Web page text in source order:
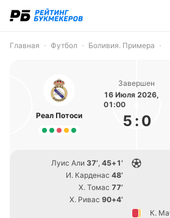
Главная Футбол Боливия. Примера
Реал Потоси
Завершен
16 Июля 2026,
01:00
5 : 0
Луис Али 37’, 45+1’
И. Карденас 48’
Х. Томас 77’
Х. Ривас 90+4’
К.